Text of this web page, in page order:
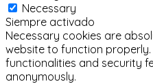
Necessary
Siempre activado
Necessary cookies are
website to function
functionalities and security
anonymously.